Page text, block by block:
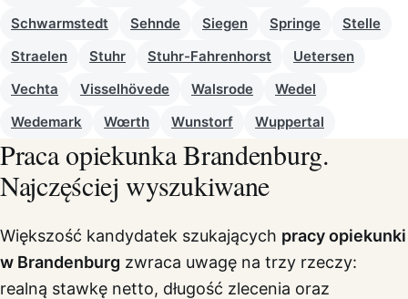
Schwarmstedt
Sehnde Siegen Springe
Stelle
Straelen
Stuhr Stuhr-Fahrenhorst
Uetersen
Vechta
Visselhövede Walsrode
Wedel
Wedemark
Wœrth Wunstorf Wuppertal
Praca opiekunka Brandenburg.
Najczęściej wyszukiwane
Większość kandydatek szukających pracy opiekunki
w Brandenburg zwraca uwagę na trzy rzeczy:
realną stawkę netto, długość zlecenia oraz